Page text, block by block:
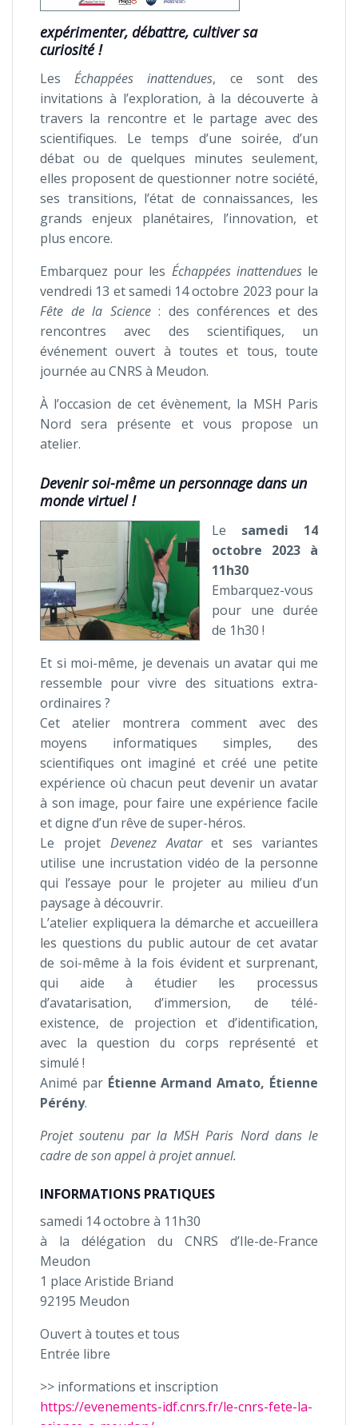
expérimenter, débattre, cultiver sa
curiosité !
LesÉchappées inattendues, ce sont des
invitations à l’exploration, à la découverte à
travers la rencontre et le partage avec des
scientifiques. Le temps d’une soirée, d’un
débat ou de quelques minutes seulement,
elles proposent de questionner notre société,
ses transitions, l’état de connaissances, les
grands enjeux planétaires, l’innovation, et
plus encore.
Embarquez pour les Échappées inattenduesle
vendredi 13 et samedi 14 octobre 2023 pour la
Fête de la Science: des conférences et des
rencontres avec des scientifiques, un
événement ouvert à toutes et tous, toute
journée au CNRS à Meudon.
À l’occasion de cet évènement, la MSH Paris
Nord sera présente et vous propose un
atelier.
Devenir soi-même un personnage dans un
monde virtuel !
Le samedi 14
octobre 2023 à
11h30
Embarquez-vous
pour une durée
de 1h30 !
Et si moi-même, je devenais un avatar qui me
ressemble pour vivre des situations extra-
ordinaires ?
Cet atelier montrera comment avec des
moyens informatiques simples, des
scientifiques ont imaginé et créé une petite
expérience où chacun peut devenir un avatar
à son image, pour faire une expérience facile
et digne d’un rêve de super-héros.
Le projet Devenez Avataret ses variantes
utilise une incrustation vidéo de la personne
qui l’essaye pour le projeter au milieu d’un
paysage à découvrir.
L’atelier expliquera la démarche et accueillera
les questions du public autour de cet avatar
de soi-même à la fois évident et surprenant,
qui aide à étudier les processus
d’avatarisation, d’immersion, de télé-
existence, de projection et d’identification,
avec la question du corps représenté et
simulé !
Animé par Étienne Armand Amato, Étienne
Pérény.
Projet soutenu par la MSH Paris Nord dans le
cadre de son appel à projet annuel.
INFORMATIONS PRATIQUES
samedi 14 octobre à 11h30
à la délégation du CNRS d’Ile-de-France
Meudon
1 place Aristide Briand
92195 Meudon
Ouvert à toutes et tous
Entrée libre
>> informations et inscription
https://evenements-idf.cnrs.fr/le-cnrs-fete-la-